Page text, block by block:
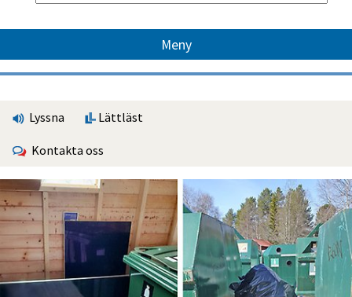
Meny
Lyssna Lättläst
Kontakta oss